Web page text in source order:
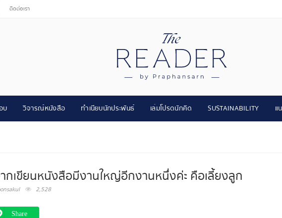
ติดต่อเรา
บ วิจารณ์หนังสือ ทำเนียบนักประพันธ์ เล่มโปรดนักคิด SUSTAINABILITY แ
เขียนหนังสือมีงานใหญ่อีกงานหนึ่งค่ะ คือเลี้ยงลูก
2,528